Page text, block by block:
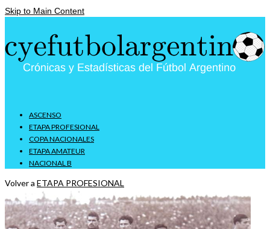
Skip to Main Content
ASCENSO
ETAPA PROFESIONAL
COPA NACIONALES
ETAPA AMATEUR
NACIONAL B
Volver a ETAPA PROFESIONAL